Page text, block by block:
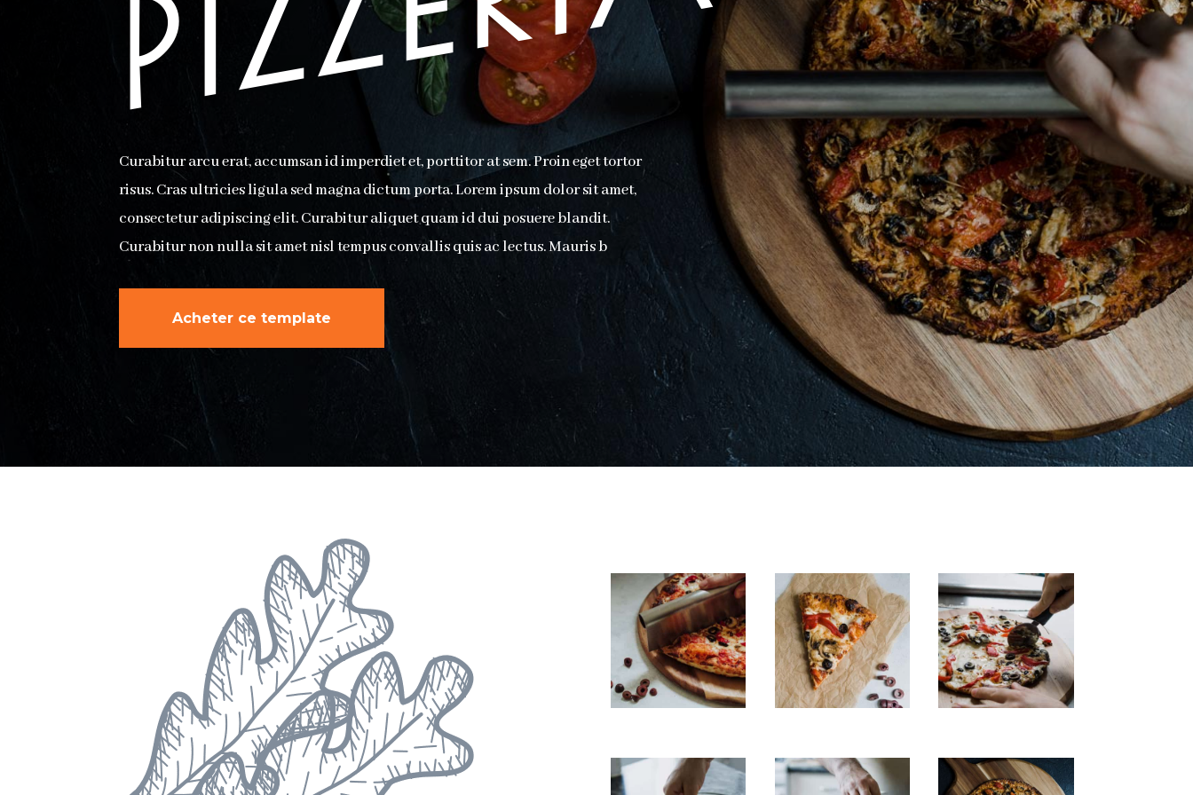
Curabitur arcu erat, accumsan id imperdiet et, porttitor at sem. Proin eget tortor
risus. Cras ultricies ligula sed magna dictum porta. Lorem ipsum dolor sit amet,
consectetur adipiscing elit. Curabitur aliquet quam id dui posuere blandit.
Curabitur non nulla sit amet nisl tempus convallis quis ac lectus. Mauris b
Acheter ce template